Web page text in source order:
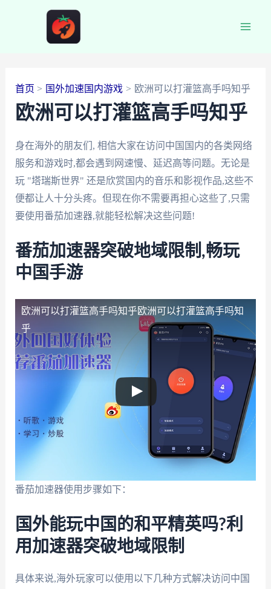
首页 国外加速国内游戏 欧洲可以打灌篮高手吗知乎
欧洲可以打灌篮高手吗知乎
身在海外的朋友们, 相信大家在访问中国国内的各类网络
服务和游戏时,都会遇到网速慢、延迟高等问题。无论是
玩 "塔瑞斯世界" 还是欣赏国内的音乐和影视作品,这些不
便都让人十分头疼。但现在你不需要再担心这些了,只需
要使用番茄加速器,就能轻松解决这些问题!
番茄加速器突破地域限制,畅玩
中国手游
欧洲可以打灌篮高手吗知乎欧洲可以打灌篮高手吗知
乎
番茄加速器使用步骤如下：
国外能玩中国的和平精英吗?利
用加速器突破地域限制
具体来说,海外玩家可以使用以下几种方式解决访问中国